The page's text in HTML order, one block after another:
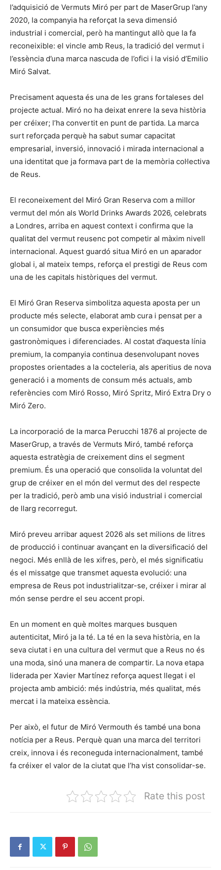
l’adquisició de Vermuts Miró per part de MaserGrup l’any
2020, la companyia ha reforçat la seva dimensió
industrial i comercial, però ha mantingut allò que la fa
reconeixible: el vincle amb Reus, la tradició del vermut i
l’essència d’una marca nascuda de l’ofici i la visió d’Emilio
Miró Salvat.
Precisament aquesta és una de les grans fortaleses del
projecte actual. Miró no ha deixat enrere la seva història
per créixer; l’ha convertit en punt de partida. La marca
surt reforçada perquè ha sabut sumar capacitat
empresarial, inversió, innovació i mirada internacional a
una identitat que ja formava part de la memòria col·lectiva
de Reus.
El reconeixement del Miró Gran Reserva com a millor
vermut del món als World Drinks Awards 2026, celebrats
a Londres, arriba en aquest context i confirma que la
qualitat del vermut reusenc pot competir al màxim nivell
internacional. Aquest guardó situa Miró en un aparador
global i, al mateix temps, reforça el prestigi de Reus com
una de les capitals històriques del vermut.
El Miró Gran Reserva simbolitza aquesta aposta per un
producte més selecte, elaborat amb cura i pensat per a
un consumidor que busca experiències més
gastronòmiques i diferenciades. Al costat d’aquesta línia
premium, la companyia continua desenvolupant noves
propostes orientades a la cocteleria, als aperitius de nova
generació i a moments de consum més actuals, amb
referències com Miró Rosso, Miró Spritz, Miró Extra Dry o
Miró Zero.
La incorporació de la marca Perucchi 1876 al projecte de
MaserGrup, a través de Vermuts Miró, també reforça
aquesta estratègia de creixement dins el segment
premium. És una operació que consolida la voluntat del
grup de créixer en el món del vermut des del respecte
per la tradició, però amb una visió industrial i comercial
de llarg recorregut.
Miró preveu arribar aquest 2026 als set milions de litres
de producció i continuar avançant en la diversificació del
negoci. Més enllà de les xifres, però, el més significatiu
és el missatge que transmet aquesta evolució: una
empresa de Reus pot industrialitzar-se, créixer i mirar al
món sense perdre el seu accent propi.
En un moment en què moltes marques busquen
autenticitat, Miró ja la té. La té en la seva història, en la
seva ciutat i en una cultura del vermut que a Reus no és
una moda, sinó una manera de compartir. La nova etapa
liderada per Xavier Martínez reforça aquest llegat i el
projecta amb ambició: més indústria, més qualitat, més
mercat i la mateixa essència.
Per això, el futur de Miró Vermouth és també una bona
notícia per a Reus. Perquè quan una marca del territori
creix, innova i és reconeguda internacionalment, també
fa créixer el valor de la ciutat que l’ha vist consolidar-se.
Rate this post